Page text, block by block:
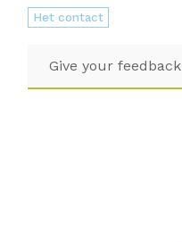
Het contact
Give your feedback